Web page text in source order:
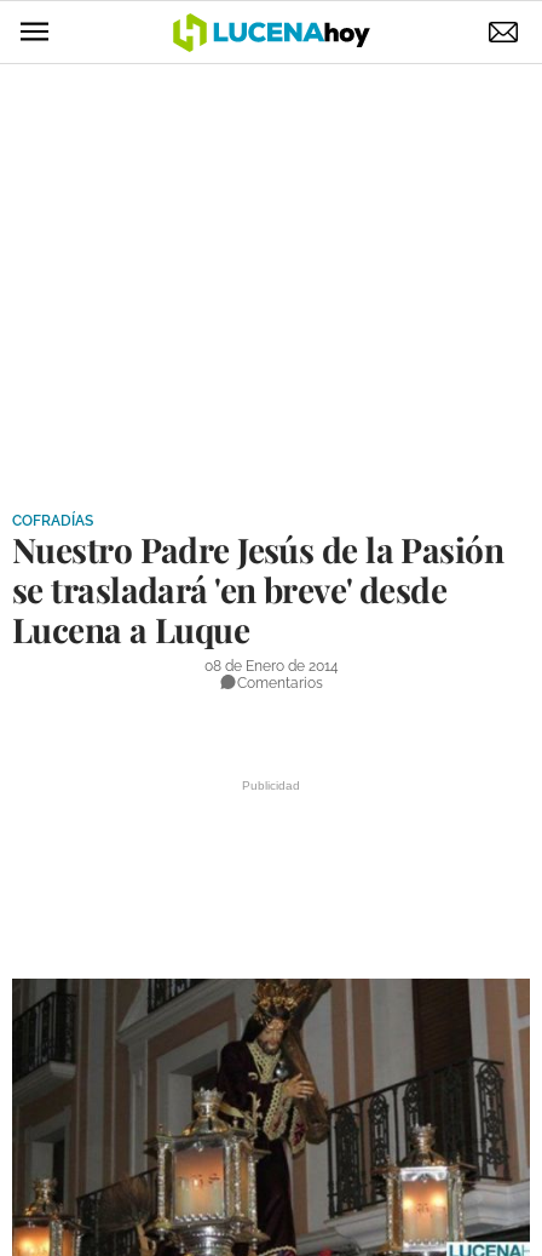
DEPORTES
COMPETICIONES
OBRAS
NECROLÓGICAS
GALERÍAS
COFRADÍAS
Nuestro Padre Jesús de la Pasión
se trasladará 'en breve' desde
Lucena a Luque
08 de Enero de 2014
Comentarios